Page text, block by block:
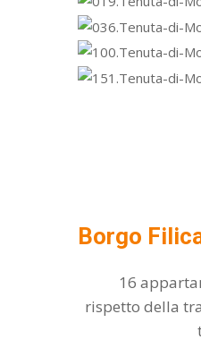
Borgo
16
rispetto della